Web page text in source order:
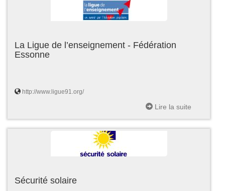
La Ligue de l’enseignement - Fédération
Essonne
http://www.ligue91.org/
Lire la suite
Sécurité solaire